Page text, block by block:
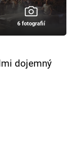
6 fotografií
dojemný